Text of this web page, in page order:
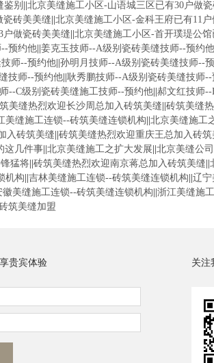
鉴别 北京美缝施工小区-山语城三区已有30户做
瓷砖美美缝 北京美缝施工小区-金科王府已有11
户做瓷砖美美缝 北京美缝施工小区-首开璞瑅公
预约他|| 姜克玉技师--A级别瓷砖美缝技师--预约他
师--预约他|| 孙明月技师--A级别瓷砖美缝技师--
技师--预约他|| 耿秀鹏技师--A级别瓷砖美缝技师--
--C级别瓷砖美缝施工技师--预约他|| 郝文红技师--
美缝热烈欢迎长沙周总加入砖筑美缝 砖筑美缝
美缝施工连锁--砖筑美缝连锁机构 北京美缝施工
入砖筑美缝 砖筑美缝热烈欢迎重庆王总加入砖筑
这几件事|| 北京美缝施工之扩大发展 北京美缝公
猛将|| 砖筑美缝热烈欢迎南京蒋总加入砖筑美缝
机构 吉林美缝施工连锁--砖筑美缝连锁机构 辽宁
徽美缝施工连锁--砖筑美缝连锁机构 浙江美缝施
筑美缝加盟
贵宾体验 关注